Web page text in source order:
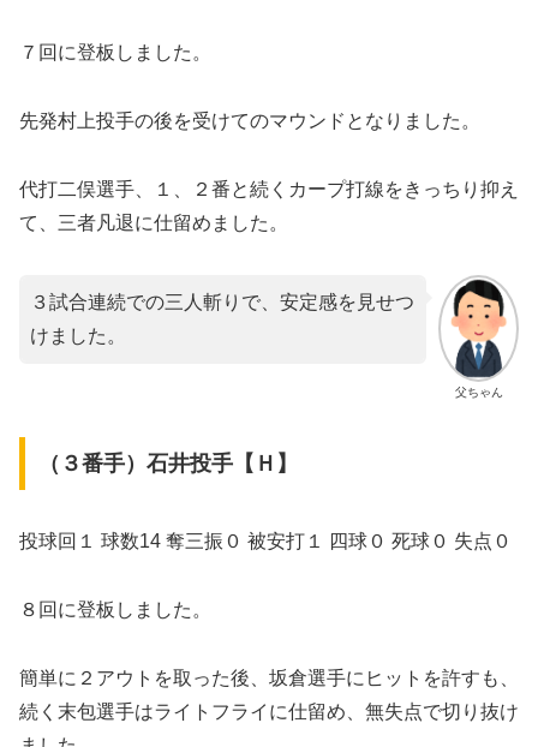
７回に登板しました。
先発村上投手の後を受けてのマウンドとなりました。
代打二俣選手、１、２番と続くカープ打線をきっちり抑え
て、三者凡退に仕留めました。
父ちゃん
３試合連続での三人斬りで、安定感を見せつ
けました。
（３番手）石井投手【Ｈ】
投球回１ 球数14 奪三振０ 被安打１ 四球０ 死球０ 失点０
８回に登板しました。
簡単に２アウトを取った後、坂倉選手にヒットを許すも、
続く末包選手はライトフライに仕留め、無失点で切り抜け